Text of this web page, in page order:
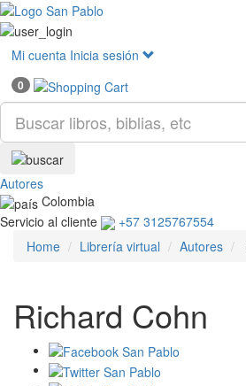
Mi cuenta Inicia sesión
0
Autores
Colombia
Servicio al cliente
+57 3125767554
Home
Librería virtual Autores
Richard Cohn